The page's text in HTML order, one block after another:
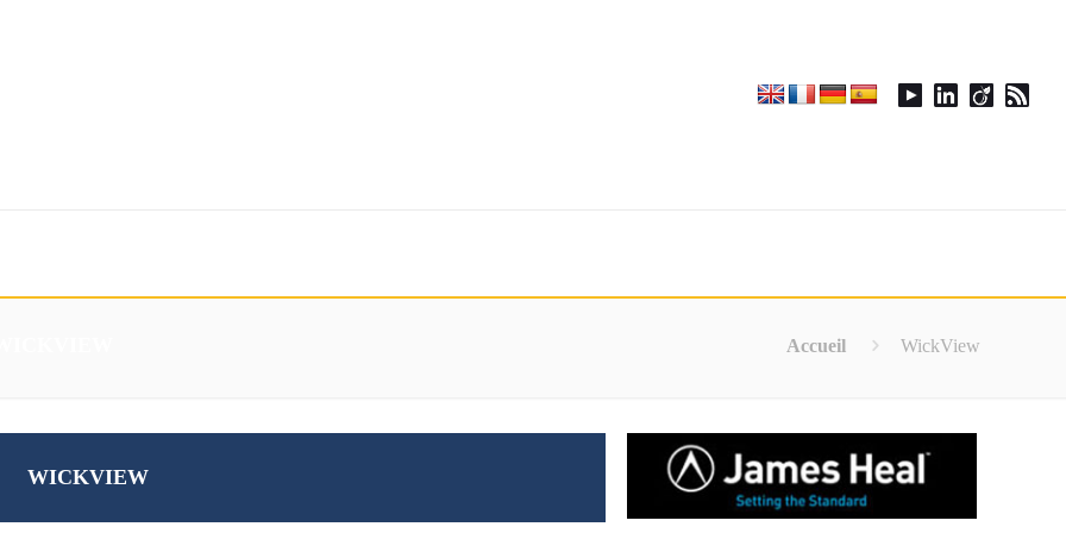
Accueil WickView
WICKVIEW